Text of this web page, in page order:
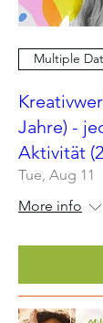
Multiple
Jahre) -
Aktivität
Tue, Aug 11
More info